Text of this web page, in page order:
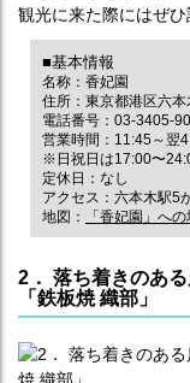
観光に来た際にはぜひ
■基本情報
名称：香妃園
住所：東京都港区六
電話番号：03-3405-
営業時間：11:45～翌
※日祝日は17:00〜
定休日：なし
アクセス：六本木駅5
地図：
「香妃園」への
2． 落ち着きのあ
「鉄板焼 織部」